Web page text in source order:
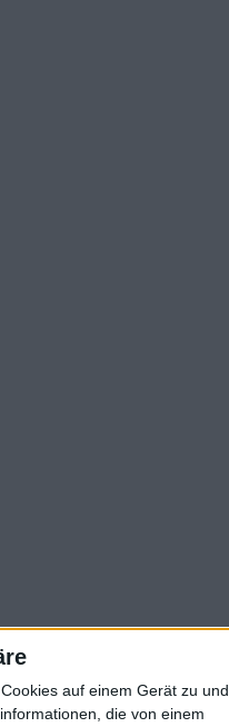
auf einem Gerät zu und
die von einem